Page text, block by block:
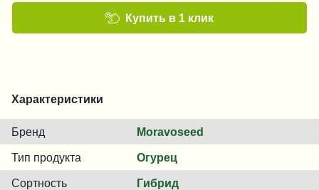
Купить в 1 клик
Характеристики
Бренд Moravoseed
Тип продукта Огурец
Сортность Гибрид